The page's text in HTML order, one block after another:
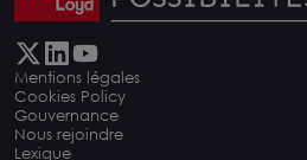
Mentions légales
Cookies Policy
Gouvernance
Nous rejoindre
Lexique